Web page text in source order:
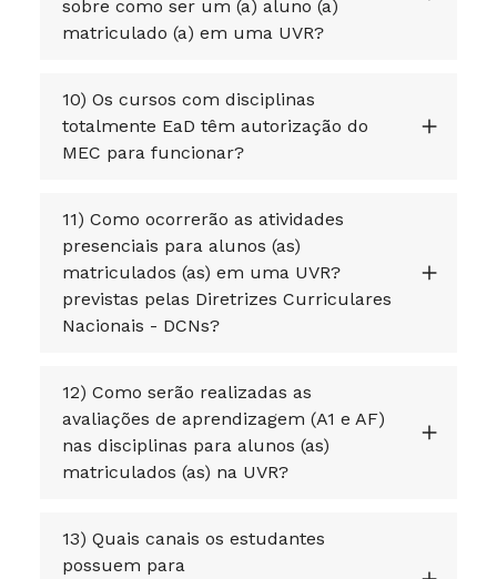
sobre como ser um (a) aluno (a)
matriculado (a) em uma UVR?
10) Os cursos com disciplinas
totalmente EaD têm autorização do
MEC para funcionar?
11) Como ocorrerão as atividades
presenciais para alunos (as)
matriculados (as) em uma UVR?
previstas pelas Diretrizes Curriculares
Nacionais - DCNs?
12) Como serão realizadas as
avaliações de aprendizagem (A1 e AF)
nas disciplinas para alunos (as)
matriculados (as) na UVR?
13) Quais canais os estudantes
possuem para